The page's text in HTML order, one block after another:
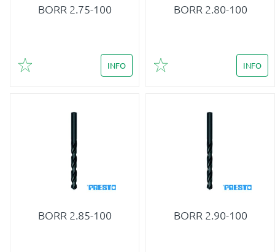
BORR 2.75-100
Lägg till i favoriter
INFO
BORR 2.80-100
Lägg till i favoriter
INFO
BORR 2.85-100 BORR 2.90-100